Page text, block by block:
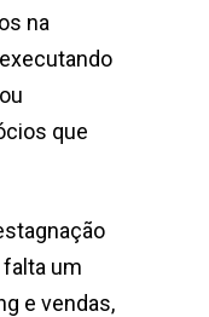
na
que
um
e vendas,